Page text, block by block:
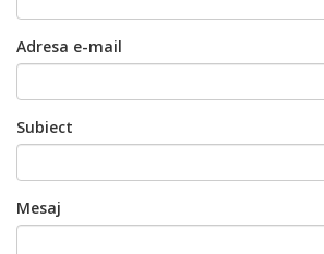
Adresa e-mail
Subiect
Mesaj